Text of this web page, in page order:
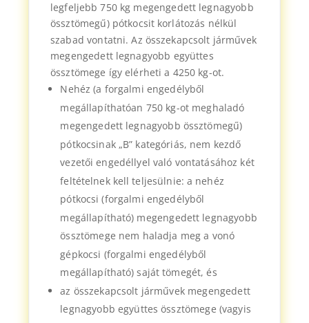
legfeljebb 750 kg megengedett legnagyobb
össztömegű) pótkocsit korlátozás nélkül
szabad vontatni. Az összekapcsolt járművek
megengedett legnagyobb együttes
össztömege így elérheti a 4250 kg-ot.
Nehéz (a forgalmi engedélyből
megállapíthatóan 750 kg-ot meghaladó
megengedett legnagyobb össztömegű)
pótkocsinak „B” kategóriás, nem kezdő
vezetői engedéllyel való vontatásához két
feltételnek kell teljesülnie: a nehéz
pótkocsi (forgalmi engedélyből
megállapítható) megengedett legnagyobb
össztömege nem haladja meg a vonó
gépkocsi (forgalmi engedélyből
megállapítható) saját tömegét, és
az összekapcsolt járművek megengedett
legnagyobb együttes össztömege (vagyis